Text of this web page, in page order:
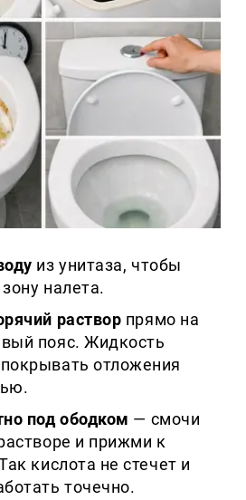
из унитаза, чтобы
налета.
раствор прямо на
пояс. Жидкость
отложения
под ободком — смочи
и прижми к
кислота не стечет и
точечно.